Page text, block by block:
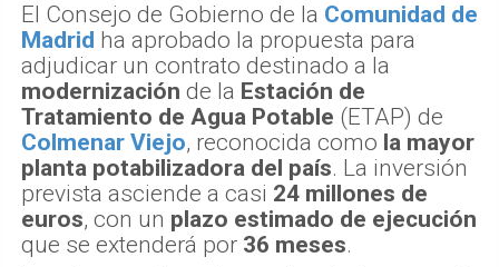
El Consejo de Gobierno de la Comunidad de
Madrid ha aprobado la propuesta para
adjudicar un contrato destinado a la
modernización de la Estación de
Tratamiento de Agua Potable (ETAP) de
Colmenar Viejo, reconocida como la mayor
planta potabilizadora del país. La inversión
prevista asciende a casi 24 millones de
euros, con un plazo estimado de ejecución
que se extenderá por 36 meses.